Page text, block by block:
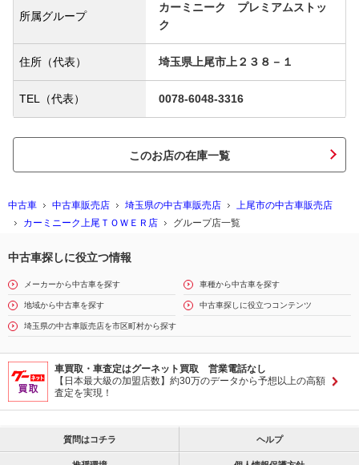
所属グループ
カーミニーク プレミアムストッ
ク
住所（代表） 埼玉県上尾市上２３８－１
TEL（代表） 0078-6048-3316
このお店の在庫一覧
中古車 中古車販売店 埼玉県の中古車販売店
上尾市の中古車販売店
カーミニーク上尾ＴＯＷＥＲ店
グループ店一覧
中古車探しに役立つ情報
メーカーから中古車を探す 車種から中古車を探す
地域から中古車を探す 中古車探しに役立つコンテンツ
埼玉県の中古車販売店を市区町村から探す
車買取・車査定はグーネット買取 営業電話なし
【日本最大級の加盟店数】約30万のデータから予想以上の高額
査定を実現！
質問はコチラ ヘルプ